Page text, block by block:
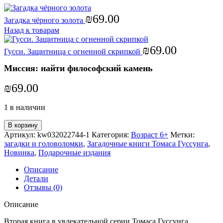
Загадка чёрного золота ₪69.00
Назад к товарам
Гусси. Защитница с огненной скрипкой ₪69.00
Миссия: найти философский камень
₪69.00
1 в наличии
В корзину
Артикул: kw032022744-1 Категория: Возраст 6+ Метки:
загадки и головоломки, Загадочные книги Томаса Гуссунга,
Новинка, Подарочные издания
Описание
Детали
Отзывы (0)
Описание
Вторая книга в увлекательной серии Томаса Гуссунга,